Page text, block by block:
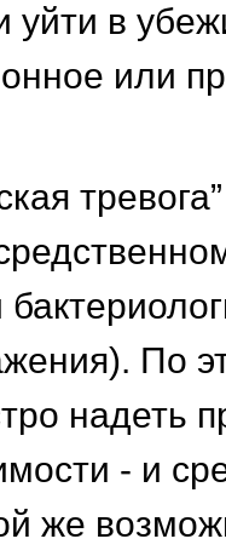
уйти в
или
По
надеть
- и
же